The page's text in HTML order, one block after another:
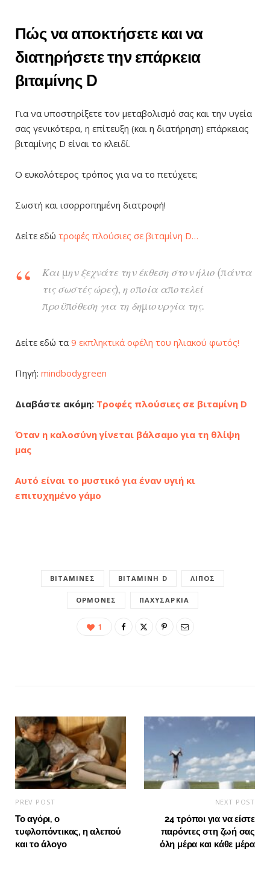
Πώς να αποκτήσετε και να
διατηρήσετε την επάρκεια
βιταμίνης D
Για να υποστηρίξετε τον μεταβολισμό σας και την υγεία
σας γενικότερα, η επίτευξη (και η διατήρηση) επάρκειας
βιταμίνης D είναι το κλειδί.
Ο ευκολότερος τρόπος για να το πετύχετε;
Σωστή και ισορροπημένη διατροφή!
Δείτε εδώ τροφές πλούσιες σε βιταμίνη D…
Και μην ξεχνάτε την έκθεση στον ήλιο (πάντα
τις σωστές ώρες), η οποία αποτελεί
προϋπόθεση για τη δημιουργία της.
Δείτε εδώ τα 9 εκπληκτικά οφέλη του ηλιακού φωτός!
Πηγή: mindbodygreen
Διαβάστε ακόμη: Τροφές πλούσιες σε βιταμίνη D
Όταν η καλοσύνη γίνεται βάλσαμο για τη θλίψη
μας
Αυτό είναι το μυστικό για έναν υγιή κι
επιτυχημένο γάμο
ΒΙΤΑΜΊΝΕΣ ΒΙΤΑΜΊΝΗ D ΛΊΠΟΣ
ΟΡΜΌΝΕΣ ΠΑΧΥΣΑΡΚΊΑ
1
PREV POST
Το αγόρι, ο
τυφλοπόντικας, η αλεπού
και το άλογο
NEXT POST
24 τρόποι για να είστε
παρόντες στη ζωή σας
όλη μέρα και κάθε μέρα